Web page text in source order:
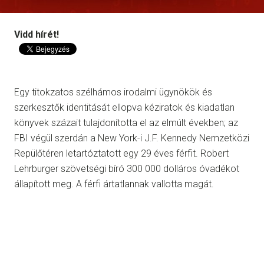
Vidd hírét!
Egy titokzatos szélhámos irodalmi ügynökök és
szerkesztők identitását ellopva kéziratok és kiadatlan
könyvek százait tulajdonította el az elmúlt években; az
FBI végül szerdán a New York-i J.F. Kennedy Nemzetközi
Repülőtéren letartóztatott egy 29 éves férfit. Robert
Lehrburger szövetségi bíró 300 000 dolláros óvadékot
állapított meg. A férfi ártatlannak vallotta magát.